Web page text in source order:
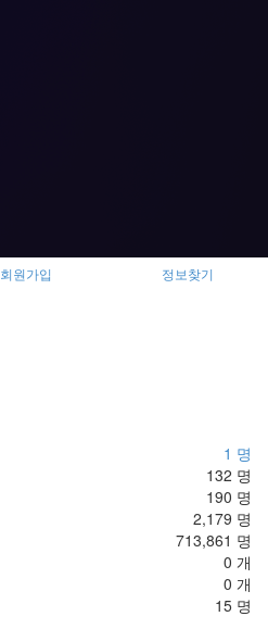
회원가입 정보찾기
1 명
132 명
190 명
2,179 명
713,861 명
0 개
0 개
15 명